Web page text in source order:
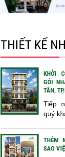
THIẾT KẾ
KHỞI
GÓI
TÂN,
Tiếp
quý
THÊM
SAO